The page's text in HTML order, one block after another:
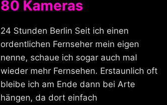
80 Kameras
24 Stunden Berlin Seit ich einen
ordentlichen Fernseher mein eigen
nenne, schaue ich sogar auch mal
wieder mehr Fernsehen. Erstaunlich oft
bleibe ich am Ende dann bei Arte
hängen, da dort einfach